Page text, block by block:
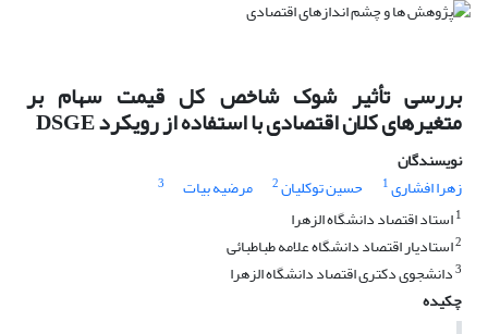
بررسی تأثیر شوک شاخص کل قیمت سهام بر
متغیرهای کلان اقتصادی با استفاده از رویکرد DSGE
نویسندگان
زهرا افشاری1 حسین توکلیان2 مرضیه بیات
3
1استاد اقتصاد دانشگاه الزهرا
2استادیار اقتصاد دانشگاه علامه طباطبائی
3دانشجوی دکتری اقتصاد دانشگاه الزهرا
چکیده